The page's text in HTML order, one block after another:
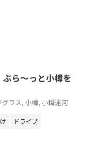
ぶら～っと小樽を
グラス, 小樽, 小樽運河
ドライブ